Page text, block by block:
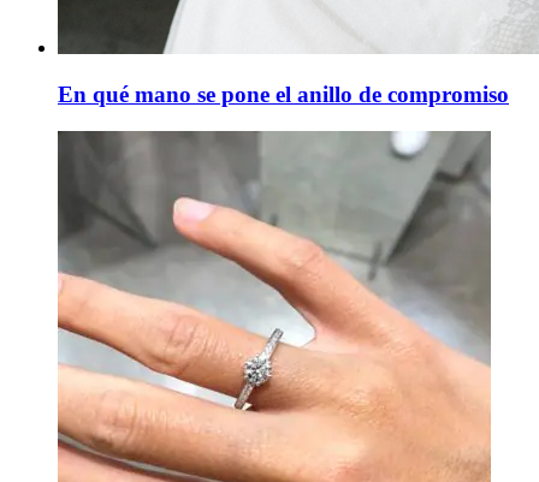
En qué mano se pone el anillo de compromiso